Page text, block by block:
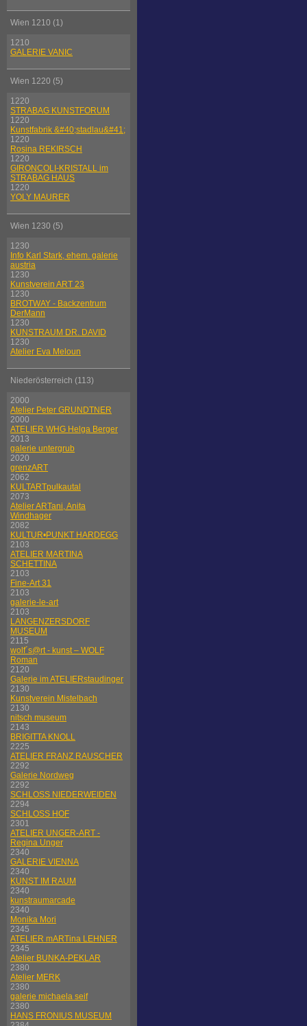
Wien 1210 (1)
1210
GALERIE VANIC
Wien 1220 (5)
1220
STRABAG KUNSTFORUM
1220
Kunstfabrik &#40;stadlau&#41;
1220
Rosina REKIRSCH
1220
GIRONCOLI-KRISTALL im
STRABAG HAUS
1220
YOLY MAURER
Wien 1230 (5)
1230
Info Karl Stark, ehem. galerie
austria
1230
Kunstverein ART 23
1230
BROTWAY - Backzentrum
DerMann
1230
KUNSTRAUM DR. DAVID
1230
Atelier Eva Meloun
Niederösterreich (113)
2000
Atelier Peter GRUNDTNER
2000
ATELIER WHG Helga Berger
2013
galerie untergrub
2020
grenzART
2062
KULTARTpulkautal
2073
Atelier ARTani, Anita
Windhager
2082
KULTUR•PUNKT HARDEGG
2103
ATELIER MARTINA
SCHETTINA
2103
Fine-Art 31
2103
galerie-le-art
2103
LANGENZERSDORF
MUSEUM
2115
wolf´s@rt - kunst – WOLF
Roman
2120
Galerie im ATELIERstaudinger
2130
Kunstverein Mistelbach
2130
nitsch museum
2143
BRIGITTA KNOLL
2225
ATELIER FRANZ RAUSCHER
2292
Galerie Nordweg
2292
SCHLOSS NIEDERWEIDEN
2294
SCHLOSS HOF
2301
ATELIER UNGER-ART -
Regina Unger
2340
GALERIE VIENNA
2340
KUNST IM RAUM
2340
kunstraumarcade
2340
Monika Mori
2345
ATELIER mARTina LEHNER
2345
Atelier BUNKA-PEKLAR
2380
Atelier MERK
2380
galerie michaela seif
2380
HANS FRONIUS MUSEUM